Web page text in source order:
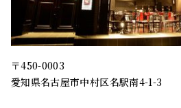
〒450-0003
愛知県名古屋市中村区名駅南4-1-3